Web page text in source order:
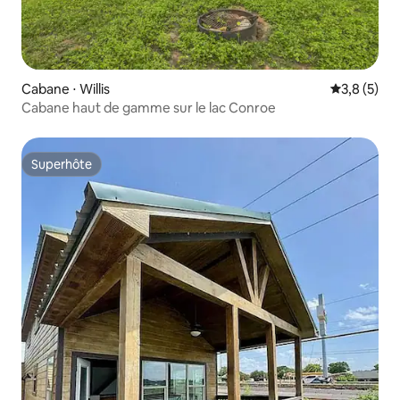
Cabane ⋅ Willis Évaluation
3,8 (5)
Cabane haut de gamme sur le lac Conroe
Superhôte
Superhôte